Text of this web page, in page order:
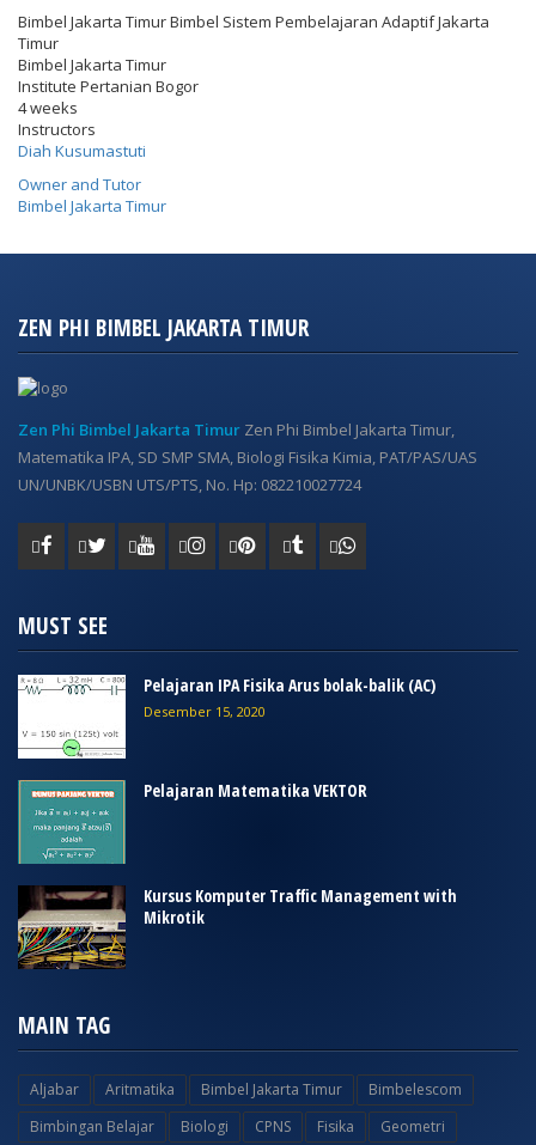
Bimbel Jakarta Timur Bimbel Sistem Pembelajaran Adaptif Jakarta
Timur
Bimbel Jakarta Timur
Institute Pertanian Bogor
4 weeks
Instructors
Diah Kusumastuti
Owner and Tutor
Bimbel Jakarta Timur
ZEN PHI BIMBEL JAKARTA TIMUR
Zen Phi Bimbel Jakarta Timur Zen Phi Bimbel Jakarta Timur,
Matematika IPA, SD SMP SMA, Biologi Fisika Kimia, PAT/PAS/UAS
UN/UNBK/USBN UTS/PTS, No. Hp: 082210027724
MUST SEE
Pelajaran IPA Fisika Arus bolak-balik (AC)
Desember 15, 2020
Pelajaran Matematika VEKTOR
Kursus Komputer Traffic Management with
Mikrotik
MAIN TAG
Aljabar Aritmatika Bimbel Jakarta Timur
Bimbelescom
Bimbingan Belajar
Biologi CPNS Fisika Geometri